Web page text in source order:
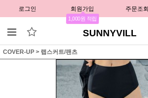
로그인 회원가입
1,000원 적립
주문조회
SUNNYVILL
COVER-UP > 랩스커트/팬츠